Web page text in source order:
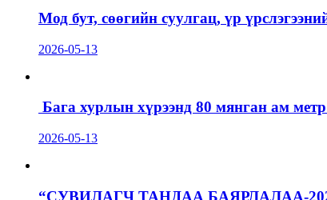
Мод бут, сөөгийн суулгац, үр
2026-05-13
Бага хурлын хүрээнд 80 мянган ам
2026-05-13
“СУВИЛАГЧ ТАНДАА БАЯРЛАЛАА-